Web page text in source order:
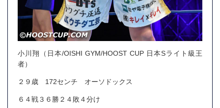
小川翔（日本/OISHI GYM/HOOST CUP 日本Sライト級王
者）
２９歳 172センチ オーソドックス
６４戦３６勝２４敗４分け